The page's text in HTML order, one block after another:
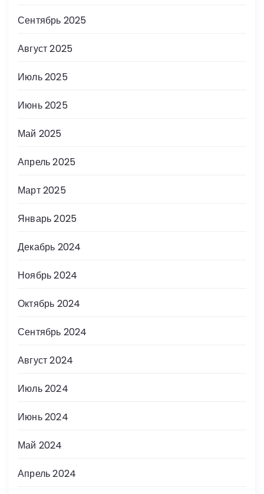
Сентябрь 2025
Август 2025
Июль 2025
Июнь 2025
Май 2025
Апрель 2025
Март 2025
Январь 2025
Декабрь 2024
Ноябрь 2024
Октябрь 2024
Сентябрь 2024
Август 2024
Июль 2024
Июнь 2024
Май 2024
Апрель 2024